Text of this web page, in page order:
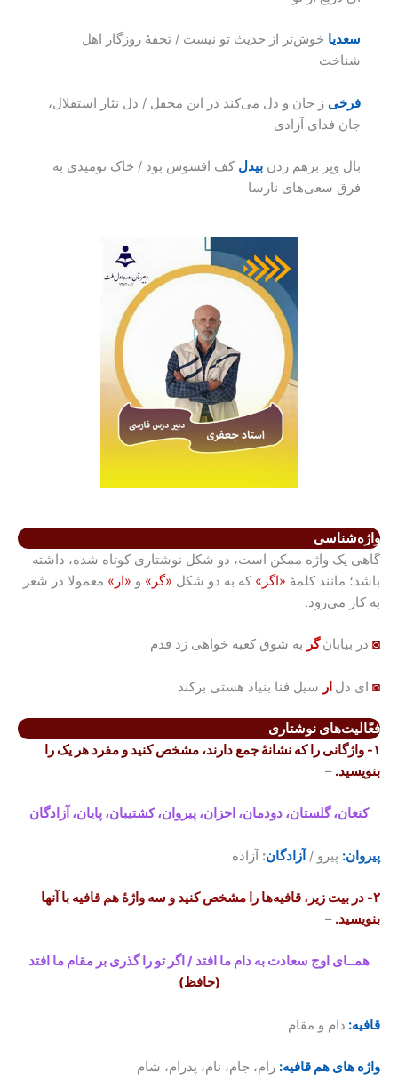
سعدیا خوش‌تر از حدیث تو نیست / تحفهٔ روزگار اهل
شناخت
فرخی ز جان و دل می‌کند در این محفل / دل نثار استقلال،
جان فدای آزادی
بال وپر برهم زدن بیدل‌ کف ‌افسوس بود / خاک نومیدی به
فرق سعی‌های نارسا
واژه‌شناسی
گاهی یک واژه ممکن است، دو شکل نوشتاری کوتاه شده، داشته
باشد؛ مانند کلمۀ «اگر» که به دو شکل «گر» و «ار» معمولا در شعر
به کار می‌رود.
◙ در بیابان گر به شوق کعبه خواهی زد قدم
◙ ای دل ار سیل فنا بنیاد هستی برکند
فعّالیت‌های نوشتاری
۱- واژگانی را که نشانۀ جمع دارند، مشخص کنید و مفرد هر یک را
بنویسید. –
کنعان، گلستان، دودمان، احزان، پیروان، کشتیبان، پایان، آزادگان
پیروان: پیرو / آزادگان: آزاده
۲- در بیت زیر، قافیه‌ها را مشخص کنید و سه واژۀ هم قافیه با آنها
بنویسید. –
همــای اوج سعادت به دام ما افتد / اگر تو را گذری بر مقام ما افتد
(حافظ)
قافیه: دام و مقام
واژه های هم قافیه: رام، جام، نام، پدرام، شام